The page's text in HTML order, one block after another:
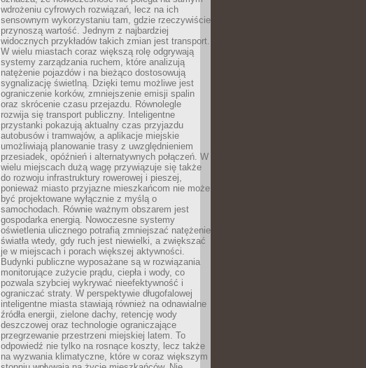
wdrożeniu cyfrowych rozwiązań, lecz na ich
sensownym wykorzystaniu tam, gdzie rzeczywiście
przynoszą wartość. Jednym z najbardziej
widocznych przykładów takich zmian jest transport.
W wielu miastach coraz większą rolę odgrywają
systemy zarządzania ruchem, które analizują
natężenie pojazdów i na bieżąco dostosowują
sygnalizację świetlną. Dzięki temu możliwe jest
ograniczenie korków, zmniejszenie emisji spalin
oraz skrócenie czasu przejazdu. Równolegle
rozwija się transport publiczny. Inteligentne
przystanki pokazują aktualny czas przyjazdu
autobusów i tramwajów, a aplikacje miejskie
umożliwiają planowanie trasy z uwzględnieniem
przesiadek, opóźnień i alternatywnych połączeń. W
wielu miejscach dużą wagę przywiązuje się także
do rozwoju infrastruktury rowerowej i pieszej,
ponieważ miasto przyjazne mieszkańcom nie może
być projektowane wyłącznie z myślą o
samochodach. Równie ważnym obszarem jest
gospodarka energią. Nowoczesne systemy
oświetlenia ulicznego potrafią zmniejszać natężenie
światła wtedy, gdy ruch jest niewielki, a zwiększać
je w miejscach i porach większej aktywności.
Budynki publiczne wyposażane są w rozwiązania
monitorujące zużycie prądu, ciepła i wody, co
pozwala szybciej wykrywać nieefektywność i
ograniczać straty. W perspektywie długofalowej
inteligentne miasta stawiają również na odnawialne
źródła energii, zielone dachy, retencję wody
deszczowej oraz technologie ograniczające
przegrzewanie przestrzeni miejskiej latem. To
odpowiedź nie tylko na rosnące koszty, lecz także
na wyzwania klimatyczne, które w coraz większym